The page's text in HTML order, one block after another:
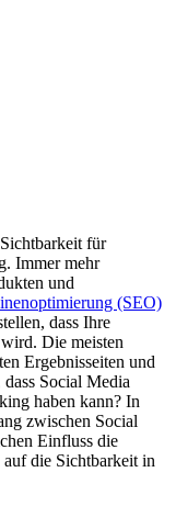
für
Immer mehr
und
(SEO)
dass Ihre
Die meisten
Ergebnisseiten und
Social Media
haben kann? In
zwischen Social
Einfluss die
die Sichtbarkeit in